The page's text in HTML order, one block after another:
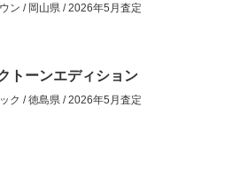
ン / 岡山県 /2026年5月査定
トーンエディション
ク /徳島県 /2026年5月査定